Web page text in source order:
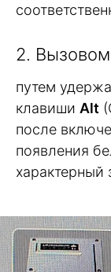
2.
путем
клавиши Alt
после
появления
характерный